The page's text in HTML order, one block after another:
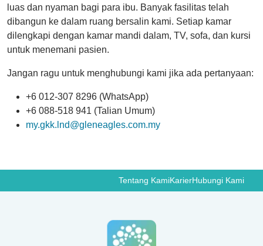
luas dan nyaman bagi para ibu. Banyak fasilitas telah
dibangun ke dalam ruang bersalin kami. Setiap kamar
dilengkapi dengan kamar mandi dalam, TV, sofa, dan kursi
untuk menemani pasien.
Jangan ragu untuk menghubungi kami jika ada pertanyaan:
+6 012-307 8296 (WhatsApp)
+6 088-518 941 (Talian Umum)
my.gkk.lnd@gleneagles.com.my
Tentang KamiKarierHubungi Kami